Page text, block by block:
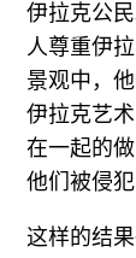
伊拉克公
人尊重伊
景观中，
伊拉克艺
在一起的
他们被侵
这样的结